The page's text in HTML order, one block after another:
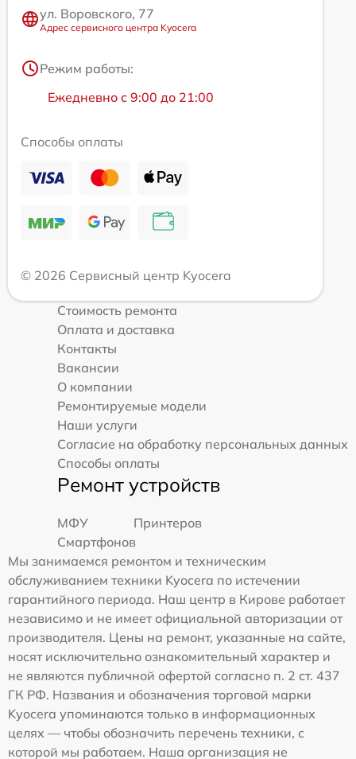
ул. Воровского, 77
Адрес сервисного центра Kyocera
Режим работы:
Ежедневно с 9:00 до 21:00
Способы оплаты
© 2026 Сервисный центр Kyocera
Стоимость ремонта
Оплата и доставка
Контакты
Вакансии
О компании
Ремонтируемые модели
Наши услуги
Согласие на обработку персональных данных
Способы оплаты
Ремонт устройств
МФУ
Принтеров
Смартфонов
Мы занимаемся ремонтом и техническим
обслуживанием техники Kyocera по истечении
гарантийного периода. Наш центр в Кирове работает
независимо и не имеет официальной авторизации от
производителя. Цены на ремонт, указанные на сайте,
носят исключительно ознакомительный характер и
не являются публичной офертой согласно п. 2 ст. 437
ГК РФ. Названия и обозначения торговой марки
Kyocera упоминаются только в информационных
целях — чтобы обозначить перечень техники, с
которой мы работаем. Наша организация не